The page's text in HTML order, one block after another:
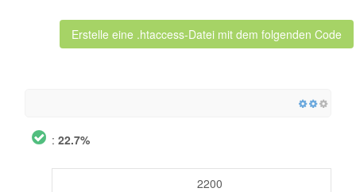
Erstelle eine .htaccess-Datei mit dem folgenden Code
: 22.7%
2200